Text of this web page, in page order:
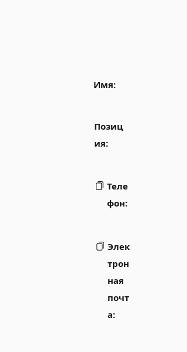
Имя:
Позиц
ия:
Теле
фон:
Элек
трон
ная
почт
а: